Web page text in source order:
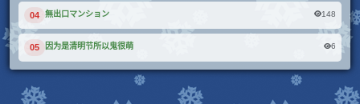
04 無出口マンション 148
05 因为是清明节所以鬼很萌 6